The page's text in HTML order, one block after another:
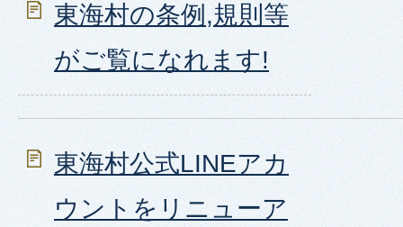
東海村の条例,規則等
がご覧になれます!
東海村公式LINEアカ
ウントをリニューア